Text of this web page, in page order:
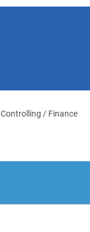
Controlling / Finance